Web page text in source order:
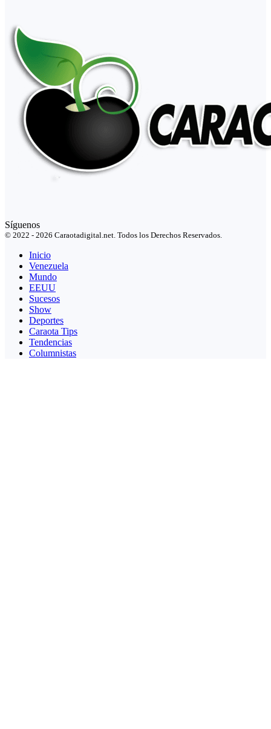
Síguenos
© 2022 - 2026 Caraotadigital.net. Todos los Derechos Reservados.
Inicio
Venezuela
Mundo
EEUU
Sucesos
Show
Deportes
Caraota Tips
Tendencias
Columnistas